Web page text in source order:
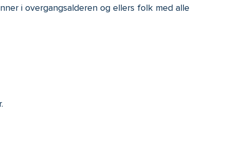
i overgangsalderen og ellers folk med alle